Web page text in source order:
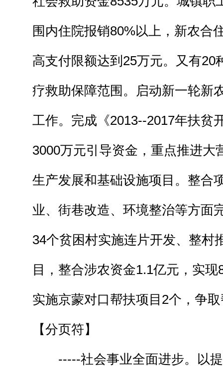
围内住院报销80%以上，新农合
高支付限额达到25万元。又有20
疗救助保障范围。启动新一轮新
工作。完成《2013--2017年扶贫
3000万元引导资金，重点推进大
生产发展和基础设施项目。整合
业、街巷改造、环境整治等方面
34个贫困村实施连片开发、整村
目，整合涉农资金1.1亿元，实
实施京蒙对口帮扶项目2个，争
【分页符】
-----社会事业全面进步。以提